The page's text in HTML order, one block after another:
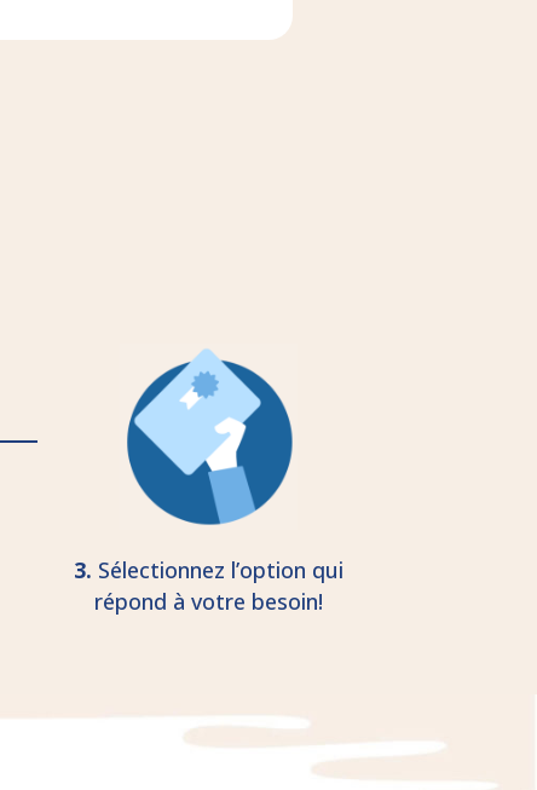
3. Sélectionnez l’option qui
répond à votre besoin!